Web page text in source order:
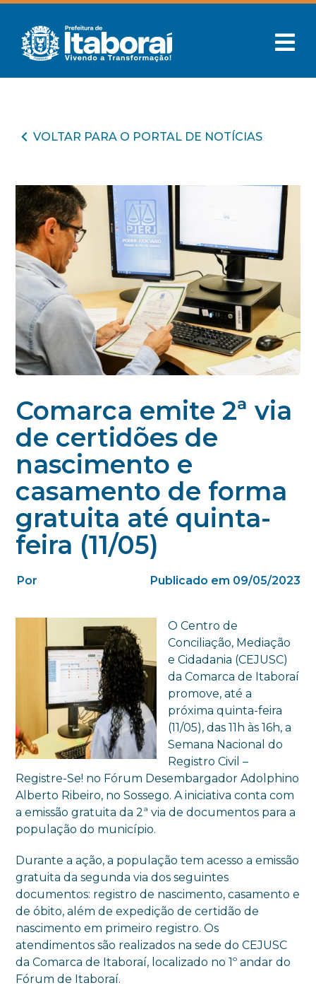
VOLTAR PARA O PORTAL DE NOTÍCIAS
Comarca emite 2ª via
de certidões de
nascimento e
casamento de forma
gratuita até quinta-
feira (11/05)
Por Publicado em 09/05/2023
O Centro de
Conciliação, Mediação
e Cidadania (CEJUSC)
da Comarca de Itaboraí
promove, até a
próxima quinta-feira
(11/05), das 11h às 16h, a
Semana Nacional do
Registro Civil –
Registre-Se! no Fórum Desembargador Adolphino
Alberto Ribeiro, no Sossego. A iniciativa conta com
a emissão gratuita da 2ª via de documentos para a
população do município.
Durante a ação, a população tem acesso a emissão
gratuita da segunda via dos seguintes
documentos: registro de nascimento, casamento e
de óbito, além de expedição de certidão de
nascimento em primeiro registro. Os
atendimentos são realizados na sede do CEJUSC
da Comarca de Itaboraí, localizado no 1º andar do
Fórum de Itaboraí.